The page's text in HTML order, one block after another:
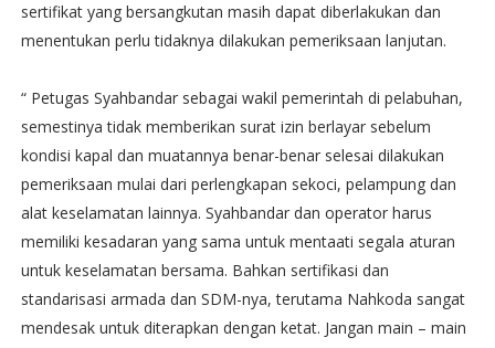
sertifikat yang bersangkutan masih dapat diberlakukan dan
menentukan perlu tidaknya dilakukan pemeriksaan lanjutan.
“ Petugas Syahbandar sebagai wakil pemerintah di pelabuhan,
semestinya tidak memberikan surat izin berlayar sebelum
kondisi kapal dan muatannya benar-benar selesai dilakukan
pemeriksaan mulai dari perlengkapan sekoci, pelampung dan
alat keselamatan lainnya. Syahbandar dan operator harus
memiliki kesadaran yang sama untuk mentaati segala aturan
untuk keselamatan bersama. Bahkan sertifikasi dan
standarisasi armada dan SDM-nya, terutama Nahkoda sangat
mendesak untuk diterapkan dengan ketat. Jangan main – main